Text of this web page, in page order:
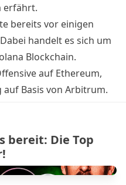
erfährt.
bereits vor einigen
handelt es sich um
Blockchain.
auf Ethereum,
auf Basis von Arbitrum.
bereit: Die Top